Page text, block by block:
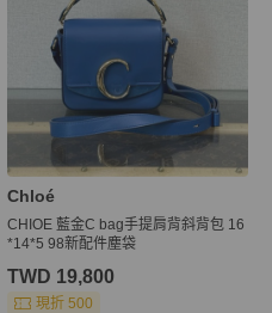
Chloé
CHIOE 藍金C bag手提肩背斜背包 16
*14*5 98新配件塵袋
TWD 19,800
現折 500